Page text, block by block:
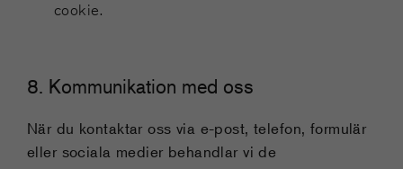
cookie.
8. Kommunikation med oss
När du kontaktar oss via e-post, telefon, formulär
eller sociala medier behandlar vi de